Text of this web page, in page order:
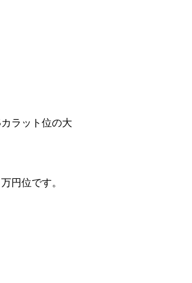
ラット位の大
円位です。